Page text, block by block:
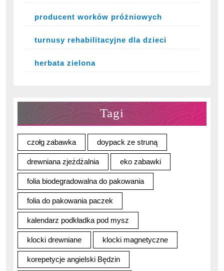
producent worków próżniowych
turnusy rehabilitacyjne dla dzieci
herbata zielona
Tagi
czołg zabawka doypack ze struną
drewniana zjeżdżalnia eko zabawki
folia biodegradowalna do pakowania
folia do pakowania paczek
kalendarz podkładka pod mysz
klocki drewniane klocki magnetyczne
korepetycje angielski Będzin